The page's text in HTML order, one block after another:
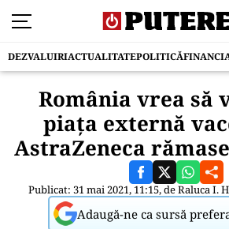
DEZVALUIRIACTUALITATEPOLITICĂ
România vrea să
piața externă
AstraZeneca
Publicat: 31 mai 2021, 11:15, deRaluca I.
Adaugă-ne ca sursă